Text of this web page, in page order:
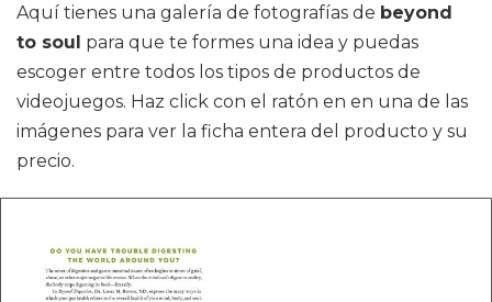
Aquí tienes una galería de fotografías de beyond
to soul para que te formes una idea y puedas
escoger entre todos los tipos de productos de
videojuegos. Haz click con el ratón en en una de las
imágenes para ver la ficha entera del producto y su
precio.